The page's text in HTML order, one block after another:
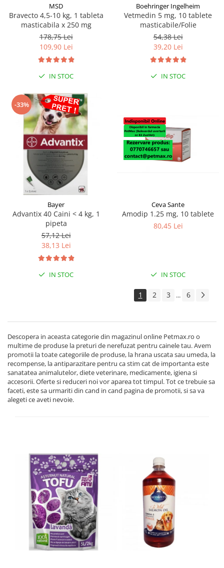
MSD
Bravecto 4,5-10 kg, 1 tableta
masticabila x 250 mg
178,75 Lei
109,90 Lei
IN STOC
Boehringer Ingelheim
Vetmedin 5 mg, 10 tablete
masticabile/Folie
54,38 Lei
39,20 Lei
IN STOC
-33%
Bayer
Advantix 40 Caini < 4 kg, 1
pipeta
57,12 Lei
38,13 Lei
IN STOC
Ceva Sante
Amodip 1.25 mg, 10 tablete
80,45 Lei
IN STOC
1 2 3 ... 6
Descopera in aceasta categorie din magazinul online Petmax.ro o
multime de produse la preturi de nerefuzat pentru cainele tau. Avem
promotii la toate categoriile de produse, la hrana uscata sau umeda, la
recompense, la antiparazitare pentru ca stim cat de importanta este
sanatatea animalutelor, diete veterinare, medicamente, igiena si
accesorii. Oferte si reduceri noi vor aparea tot timpul. Tot ce trebuie sa
faceti, este sa urmariti din cand in cand pagina de promotii, si sa va
alegeti ce aveti nevoie.